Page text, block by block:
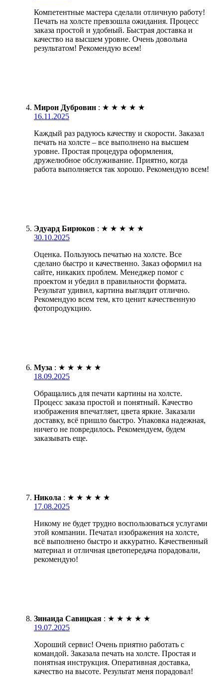
Компетентные мастера сделали отличную работу!
Печать на холсте превзошла ожидания. Процесс
заказа простой и удобный. Быстрая доставка и
качество на высшем уровне. Очень довольна
результатом! Рекомендую всем!
Мирон Дубровин : ★ ★ ★ ★ ★
16.11.2025
Каждый раз радуюсь качеству и скорости. Заказал
печать на холсте – все выполнено на высшем
уровне. Простая процедура оформления,
дружелюбное обслуживание. Приятно, когда
работа выполняется так хорошо. Рекомендую всем!
Эдуард Бирюков : ★ ★ ★ ★ ★
30.10.2025
Оценка. Пользуюсь печатью на холсте. Все
сделано быстро и качественно. Заказ оформил на
сайте, никаких проблем. Менеджер помог с
проектом и убедил в правильности формата.
Результат удивил, картина выглядит отлично.
Рекомендую всем тем, кто ценит качественную
фотопродукцию.
Муза : ★ ★ ★ ★ ★
18.09.2025
Обращались для печати картины на холсте.
Процесс заказа простой и понятный. Качество
изображения впечатляет, цвета яркие. Заказали
доставку, всё пришло быстро. Упаковка надежная,
ничего не повредилось. Рекомендуем, будем
заказывать еще.
Никола : ★ ★ ★ ★ ★
17.08.2025
Никому не будет трудно воспользоваться услугами
этой компании. Печатал изображения на холсте,
всё выполнено быстро и аккуратно. Качественный
материал и отличная цветопередача порадовали,
рекомендую!
Зинаида Савицкая : ★ ★ ★ ★ ★
19.07.2025
Хороший сервис! Очень приятно работать с
командой. Заказала печать на холсте. Простая и
понятная инструкция. Оперативная доставка,
качество на высоте. Результат меня порадовал!